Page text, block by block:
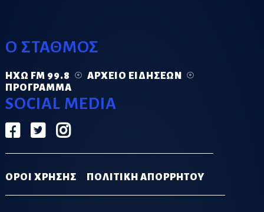
Ο ΣΤΑΘΜΟΣ
ΗΧΏ FM 99.8
ΑΡΧΕΊΟ ΕΙΔΉΣΕΩΝ
ΠΡΌΓΡΑΜΜΑ
SOCIAL MEDIA
ΟΡΟΙ ΧΡΗΣΗΣ ΠΟΛΙΤΙΚΗ ΑΠΟΡΡΗΤΟΥ